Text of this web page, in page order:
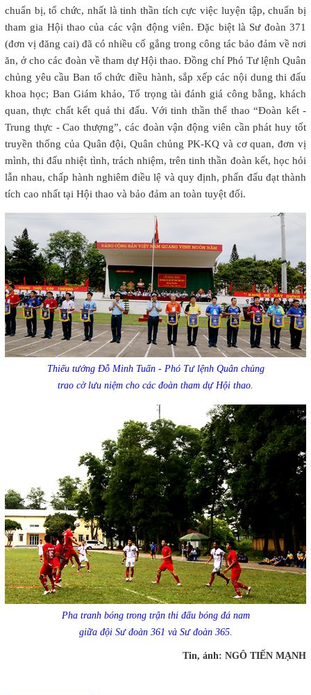
chuẩn bị, tổ chức, nhất là tinh thần tích cực việc luyện tập, chuẩn bị
tham gia Hội thao của các vận động viên. Đặc biệt là Sư đoàn 371
(đơn vị đăng cai) đã có nhiều cố gắng trong công tác bảo đảm về nơi
ăn, ở cho các đoàn về tham dự Hội thao. Đồng chí Phó Tư lệnh Quân
chủng yêu cầu Ban tổ chức điều hành, sắp xếp các nội dung thi đấu
khoa học; Ban Giám khảo, Tổ trọng tài đánh giá công bằng, khách
quan, thực chất kết quả thi đấu. Với tinh thần thể thao “Đoàn kết -
Trung thực - Cao thượng”, các đoàn vận động viên cần phát huy tốt
truyền thống của Quân đội, Quân chủng PK-KQ và cơ quan, đơn vị
mình, thi đấu nhiệt tình, trách nhiệm, trên tinh thần đoàn kết, học hỏi
lẫn nhau, chấp hành nghiêm điều lệ và quy định, phấn đấu đạt thành
tích cao nhất tại Hội thao và bảo đảm an toàn tuyệt đối.
Thiếu tướng Đỗ Minh Tuấn - Phó Tư lệnh Quân chủng
trao cờ lưu niệm cho các đoàn tham dự Hội thao.
Pha tranh bóng trong trận thi đấu bóng đá nam
giữa đội Sư đoàn 361 và Sư đoàn 365.
Tin, ảnh: NGÔ TIẾN MẠNH